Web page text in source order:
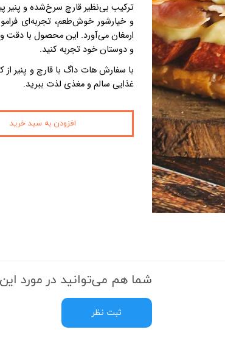
ترکیب بی‌نظیر قارچ سرخ‌شده و پنیر
و خیارشور خوش‌طعم، تجربه‌ای
ارمغان می‌آورد. این محصول با دقت
و دوستان خود تجربه کنید.
با سفارش هات داگ با قارچ و پنیر
غذایی سالم و مغذی لذت ببرید.
افزودن به سبد خرید
شما هم می‌توانید در مورد
ثبت نظر